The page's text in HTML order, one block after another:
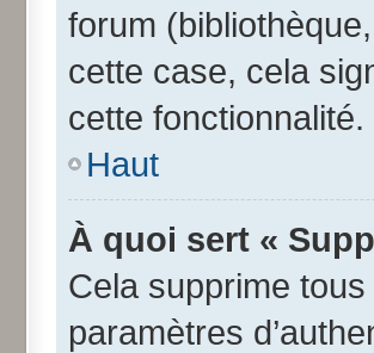
forum
cette case, cela
cette fonctionnalité.
Haut
À quoi sert «
Cela supprime
paramètres